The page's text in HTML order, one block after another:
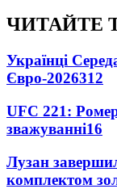
ЧИТАЙТЕ
Українці
Євро-2026312
UFC 221:
зважуванні16
Лузан
комплектом